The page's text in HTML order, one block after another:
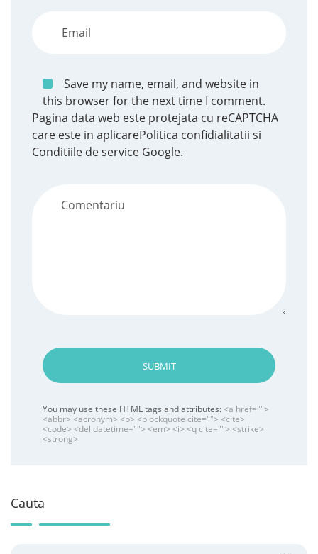
Save my name, email, and website in
this browser for the next time I comment.
Pagina data web este protejata cu reCAPTCHA
care este in aplicarePolitica confidialitatii si
Conditiile de service Google.
SUBMIT
You may use these HTML tags and attributes: <a href="">
<abbr> <acronym> <b> <blockquote cite=""> <cite>
<code> <del datetime=""> <em> <i> <q cite=""> <strike>
<strong>
Cauta